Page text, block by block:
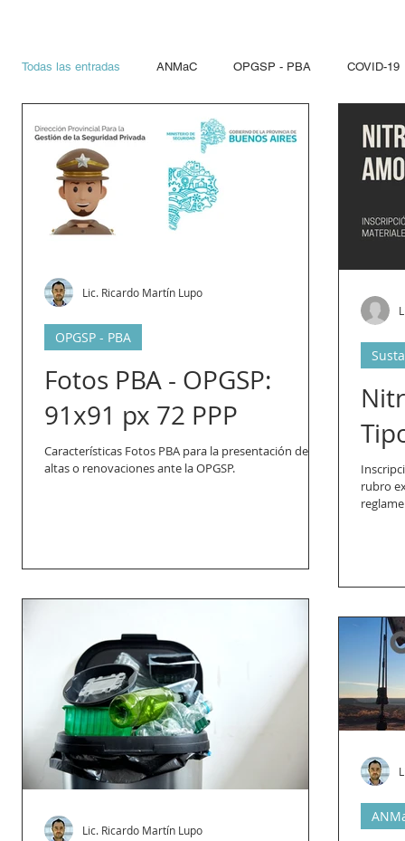
Todas las entradas ANMaC OPGSP - PBA COVID-19
Explosivos Mandatarios Seguridad Privada
Otras Jurisdicciones Artificios Pirotécnicos
Paseo del Bajo
Fotos PBA - OPGSP:
91x91 px 72 PPP
Características Fotos PBA para la presentación de
altas o renovaciones ante la OPGSP.
OPGSP - PBA
Lic. Ricardo Martín Lupo
rubro
Lic. Ricardo Martín Lupo